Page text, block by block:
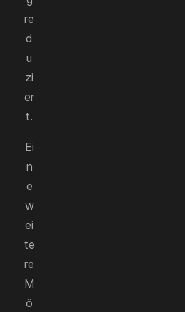
re
d
u
zi
er
t.
Ei
n
e
w
ei
te
re
M
ö